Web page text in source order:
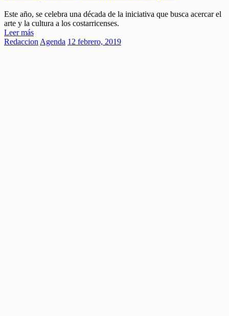
Este año, se celebra una década de la iniciativa que busca acercar el
arte y la cultura a los costarricenses.
Leer más
Redaccion Agenda 12 febrero, 2019